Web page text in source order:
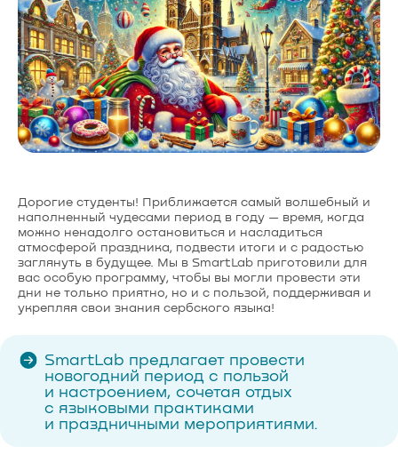
Дорогие студенты! Приближается самый волшебный и
наполненный чудесами период в году — время, когда
можно ненадолго остановиться и насладиться
атмосферой праздника, подвести итоги и с радостью
заглянуть в будущее. Мы в SmartLab приготовили для
вас особую программу, чтобы вы могли провести эти
дни не только приятно, но и с пользой, поддерживая и
укрепляя свои знания сербского языка!
SmartLab предлагает провести
новогодний период с пользой
и настроением, сочетая отдых
с языковыми практиками
и праздничными мероприятиями.